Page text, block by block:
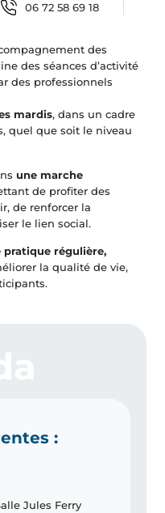
06 72 58 69 18
des
des séances d’activité
des professionnels
mardis, dans un cadre
quel que soit le niveau
une marche
de profiter des
de renforcer la
le lien social.
pratique régulière,
la qualité de vie,
:
Jules Ferry